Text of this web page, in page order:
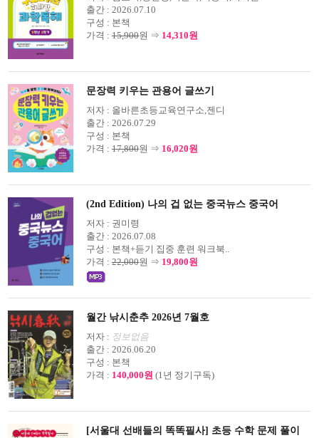
출간 : 2026.07.10
구성 : 본책
가격 : 15,900원 ⇒ 14,310원
문장력 키우는 관용어 글쓰기
저자 : 올바른초등교육연구소,젠디
출간 : 2026.07.29
구성 : 본책
가격 : 17,800원 ⇒ 16,020원
(2nd Edition) 나의 겁 없는 중국뉴스 중국어
저자 : 권미령
출간 : 2026.07.08
구성 : 본책+듣기 집중 훈련 워크북..
가격 : 22,000원 ⇒ 19,800원
월간 낚시춘추 2026년 7월호
저자 : 정보없음
출간 : 2026.06.20
구성 : 본책
가격 : 140,000원 (1년 정기구독)
[서울대 선배들의 똑똑필사] 초등 수학 문제 풀이